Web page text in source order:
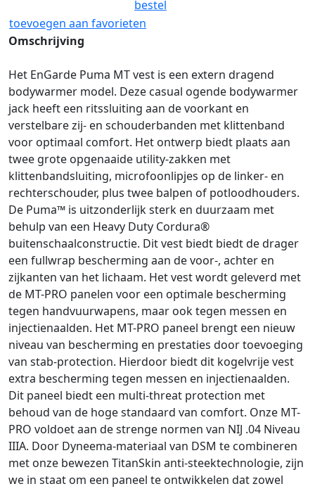
bestel
toevoegen aan favorieten
Omschrijving
Het EnGarde Puma MT vest is een extern dragend
bodywarmer model. Deze casual ogende bodywarmer
jack heeft een ritssluiting aan de voorkant en
verstelbare zij- en schouderbanden met klittenband
voor optimaal comfort. Het ontwerp biedt plaats aan
twee grote opgenaaide utility-zakken met
klittenbandsluiting, microfoonlipjes op de linker- en
rechterschouder, plus twee balpen of potloodhouders.
De Puma™ is uitzonderlijk sterk en duurzaam met
behulp van een Heavy Duty Cordura®
buitenschaalconstructie. Dit vest biedt biedt de drager
een fullwrap bescherming aan de voor-, achter en
zijkanten van het lichaam. Het vest wordt geleverd met
de MT-PRO panelen voor een optimale bescherming
tegen handvuurwapens, maar ook tegen messen en
injectienaalden. Het MT-PRO paneel brengt een nieuw
niveau van bescherming en prestaties door toevoeging
van stab-protection. Hierdoor biedt dit kogelvrije vest
extra bescherming tegen messen en injectienaalden.
Dit paneel biedt een multi-threat protection met
behoud van de hoge standaard van comfort. Onze MT-
PRO voldoet aan de strenge normen van NIJ .04 Niveau
IIIA. Door Dyneema-materiaal van DSM te combineren
met onze bewezen TitanSkin anti-steektechnologie, zijn
we in staat om een paneel te ontwikkelen dat zowel